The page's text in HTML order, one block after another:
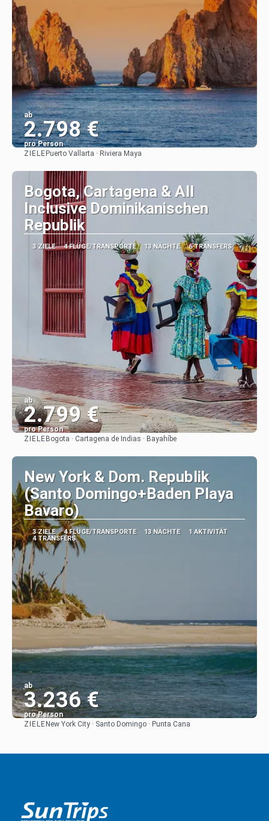
ab
2.798 €
pro Person
Sehen
ZIELE Puerto Vallarta · Riviera Maya
Bogota, Cartagena & All
Inclusive Dominikanischen
Republik
3 ZIELE 4 FLÜGE/TRANSPORTE 13 NÄCHTE 6 TRANSFERS
ab
2.799 €
pro Person
ZIELE Bogota · Cartagena de Indias · Bayahíbe
New York & Dom. Republik
(Santo Domingo+Baden Playa
Bavaro)
3 ZIELE 4 FLÜGE/TRANSPORTE 13 NÄCHTE
1 AKTIVITÄT
4 TRANSFERS
ab
3.236 €
pro Person
Sehen
ZIELE New York City · Santo Domingo · Punta Cana